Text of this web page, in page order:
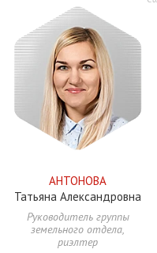
АНТОНОВА
Татьяна Александровна
Руководитель группы
земельного отдела,
риэлтер